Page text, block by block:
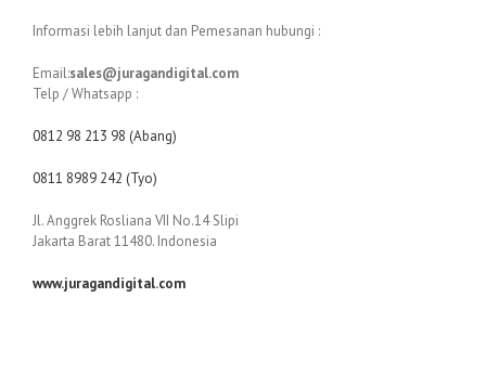
Informasi lebih lanjut dan Pemesanan hubungi :
Email:sales@juragandigital.com
Telp / Whatsapp :
0812 98 213 98 (Abang)
0811 8989 242 (Tyo)
Jl. Anggrek Rosliana VII No.14 Slipi
Jakarta Barat 11480. Indonesia
www.juragandigital.com